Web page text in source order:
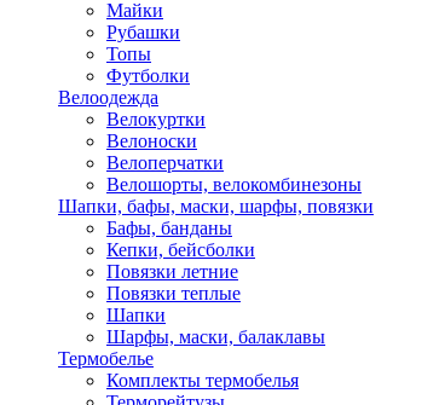
Майки
Рубашки
Топы
Футболки
Велоодежда
Велокуртки
Велоноски
Велоперчатки
Велошорты, велокомбинезоны
Шапки, бафы, маски, шарфы, повязки
Бафы, банданы
Кепки, бейсболки
Повязки летние
Повязки теплые
Шапки
Шарфы, маски, балаклавы
Термобелье
Комплекты термобелья